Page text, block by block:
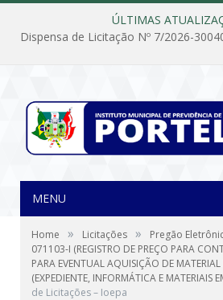
ÚLTIMAS
MENU
Home » Licitações »
Pregão
071103-I (REGISTRO DE PREÇO PARA
PARA EVENTUAL AQUISIÇÃO DE
(EXPEDIENTE, INFORMÁTICA E MATERIAIS
de Licitações – Ioepa